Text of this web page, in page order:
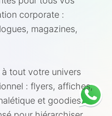
corporate :
magazines,
tout votre univers
: flyers, affiches,
et goodies.